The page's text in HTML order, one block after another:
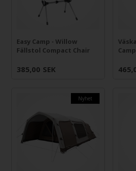
Easy Camp - Willow
Fällstol Compact Chair
385,00 SEK
Nyhet